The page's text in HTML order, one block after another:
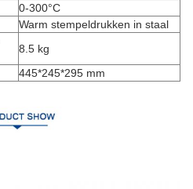
0-300°C
Warm stempeldrukken in staal
8.5 kg
445*245*295 mm